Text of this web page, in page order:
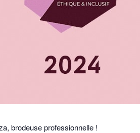
brodeuse professionnelle !